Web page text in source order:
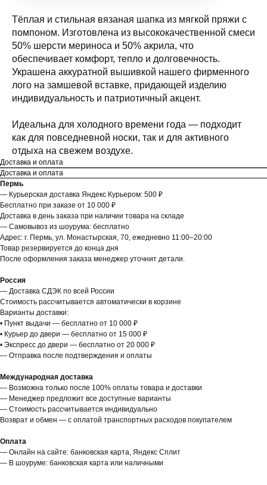
Тёплая и стильная вязаная шапка из мягкой пряжи с
помпоном. Изготовлена из высококачественной смеси
50% шерсти мериноса и 50% акрила, что
обеспечивает комфорт, тепло и долговечность.
Украшена аккуратной вышивкой нашего фирменного
лого на замшевой вставке, придающей изделию
индивидуальность и патриотичный акцент.
Идеальна для холодного времени года — подходит
как для повседневной носки, так и для активного
отдыха на свежем воздухе.
Доставка и оплата
Доставка и оплата
Пермь
— Курьерская доставка Яндекс Курьером: 500 ₽
Бесплатно при заказе от 10 000 ₽
Доставка в день заказа при наличии товара на складе
— Самовывоз из шоурума: бесплатно
Адрес: г. Пермь, ул. Монастырская, 70, ежедневно 11:00–20:00
Товар резервируется до конца дня
После оформления заказа менеджер уточнит детали.
Россия
— Доставка СДЭК по всей России
Стоимость рассчитывается автоматически в корзине
Варианты доставки:
• Пункт выдачи — бесплатно от 10 000 ₽
• Курьер до двери — бесплатно от 15 000 ₽
• Экспресс до двери — бесплатно от 20 000 ₽
— Отправка после подтверждения и оплаты
Международная доставка
— Возможна только после 100% оплаты товара и доставки
— Менеджер предложит все доступные варианты
— Стоимость рассчитывается индивидуально
Возврат и обмен — с оплатой транспортных расходов покупателем
Оплата
— Онлайн на сайте: банковская карта, Яндекс Сплит
— В шоуруме: банковская карта или наличными